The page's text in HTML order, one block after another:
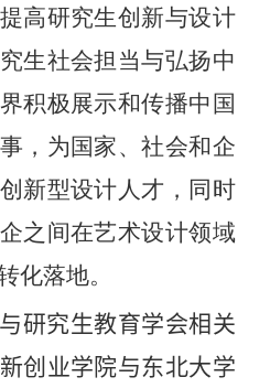
高研究生创新与设计
生社会担当与弘扬中
积极展示和传播中国
，为国家、社会和企
新型设计人才，同时
之间在艺术设计领域
化落地。
研究生教育学会相关
创业学院与东北大学